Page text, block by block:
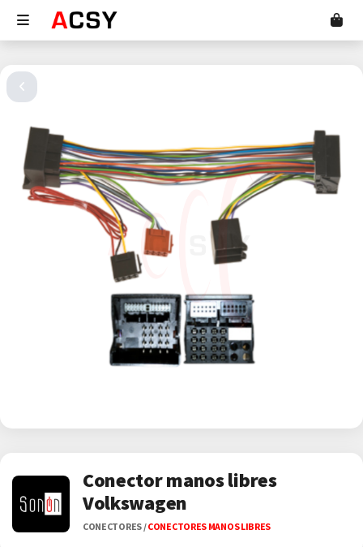
Conector manos libres
Volkswagen
CONECTORES/CONECTORES MANOS LIBRES